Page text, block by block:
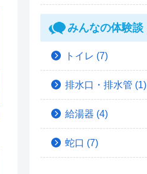
みんなの体験談
トイレ (7)
排水口・排水管 (1)
給湯器 (4)
蛇口 (7)